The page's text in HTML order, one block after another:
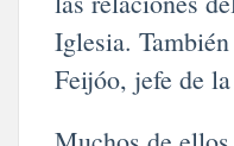
Iglesia.
Feijóo, jefe de